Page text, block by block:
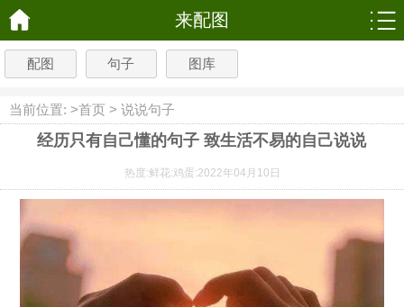
来配图
配图 句子 图库
当前位置: >首页 > 说说句子
经历只有自己懂的句子 致生活不易的自己说说
热度:鲜花:鸡蛋:2022年04月10日